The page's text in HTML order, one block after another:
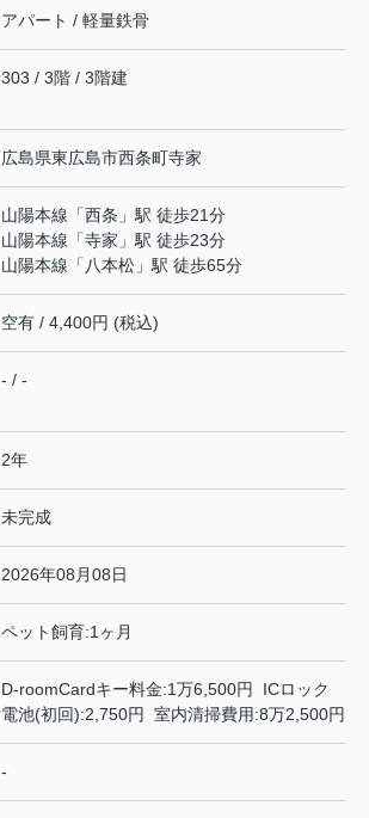
アパート / 軽量鉄骨
303 / 3階 / 3階建
広島県東広島市西条町寺家
山陽本線 「西条 」駅 徒歩21分
山陽本線 「寺家 」駅 徒歩23分
山陽本線 「 八本松 」駅 徒歩65分
空有 / 4,400円 (税込)
- / -
2年
未完成
2026年08月08日
ペット飼育:1ヶ月
D-roomCardキー料金:1万6,500円 ICロック
電池(初回):2,750円 室内清掃費用:8万2,500円
-